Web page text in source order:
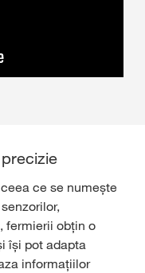
ce se numește
fermierii obțin o
își pot adapta
informațiilor